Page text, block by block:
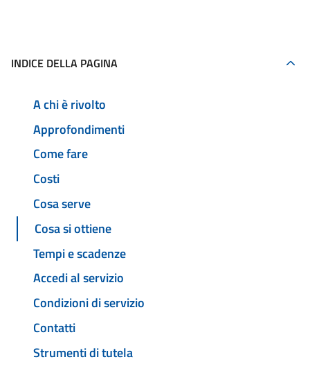
INDICE DELLA PAGINA
A chi è rivolto
Approfondimenti
Come fare
Costi
Cosa serve
Cosa si ottiene
Tempi e scadenze
Accedi al servizio
Condizioni di servizio
Contatti
Strumenti di tutela